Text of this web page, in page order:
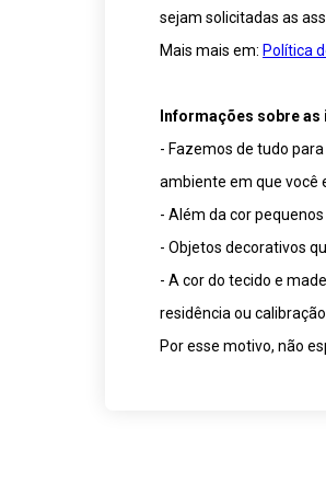
sejam solicitadas as
Mais mais em: Política
Informações sobre
- Fazemos de tudo
ambiente em que você
- Além da cor
- Objetos decorativos
- A cor do tecido e
residência ou
Por esse motivo, não